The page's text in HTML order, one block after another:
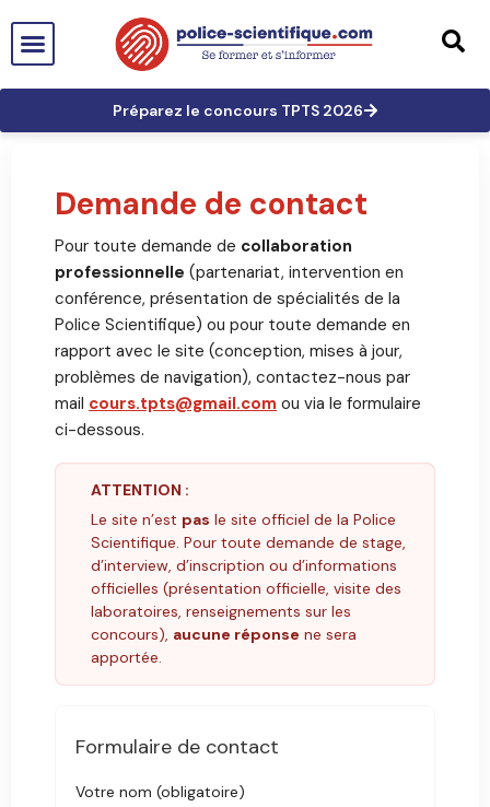
Préparez le concours TPTS 2026
Demande de contact
Pour toute demande de collaboration
professionnelle (partenariat, intervention en
conférence, présentation de spécialités de la
Police Scientifique) ou pour toute demande en
rapport avec le site (conception, mises à jour,
problèmes de navigation), contactez-nous par
mail cours.tpts@gmail.com ou via le formulaire
ci-dessous.
ATTENTION :
Le site n’est pas le site officiel de la Police
Scientifique. Pour toute demande de stage,
d’interview, d’inscription ou d’informations
officielles (présentation officielle, visite des
laboratoires, renseignements sur les
concours), aucune réponse ne sera
apportée.
Formulaire de contact
Votre nom (obligatoire)